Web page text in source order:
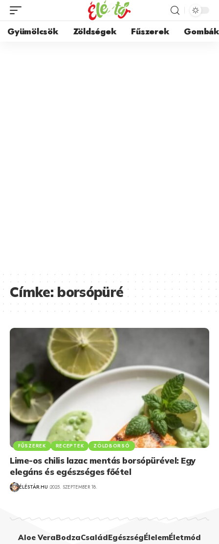
Gyümölcsök Zöldségek Fűszerek Gombák
Címke:borsópüré
FŰSZEREK RECEPTEK ZÖLDBORSÓ
Lime-os chilis lazac mentás borsópürével: Egy
elegáns és egészséges főétel
ÉLÉSTÁR.HU 2025. SZEPTEMBER 18.
Aloe VeraBodzaCsaládEgészségÉlelemÉletmód